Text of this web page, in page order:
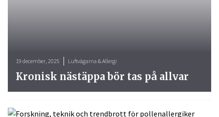
19 december, 2025 Luftvägarna & Allergi
Kronisk nästäppa bör tas på allvar